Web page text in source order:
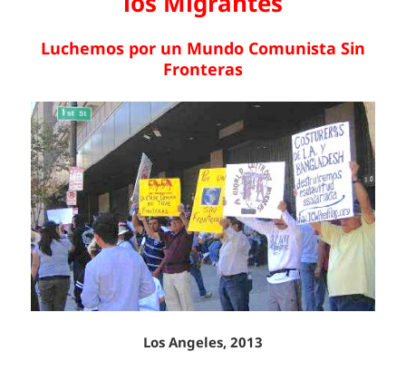
Luchemos por un Mundo Comunista Sin
Fronteras
Los Angeles, 2013